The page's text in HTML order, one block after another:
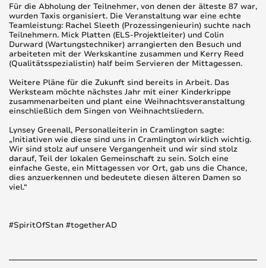
Für die Abholung der Teilnehmer, von denen der älteste 87 war,
wurden Taxis organisiert. Die Veranstaltung war eine echte
Teamleistung: Rachel Sleeth (Prozessingenieurin) suchte nach
Teilnehmern. Mick Platten (ELS-Projektleiter) und Colin
Durward (Wartungstechniker) arrangierten den Besuch und
arbeiteten mit der Werkskantine zusammen und Kerry Reed
(Qualitätsspezialistin) half beim Servieren der Mittagessen.
Weitere Pläne für die Zukunft sind bereits in Arbeit. Das
Werksteam möchte nächstes Jahr mit einer Kinderkrippe
zusammenarbeiten und plant eine Weihnachtsveranstaltung
einschließlich dem Singen von Weihnachtsliedern.
Lynsey Greenall, Personalleiterin in Cramlington sagte:
„Initiativen wie diese sind uns in Cramlington wirklich wichtig.
Wir sind stolz auf unsere Vergangenheit und wir sind stolz
darauf, Teil der lokalen Gemeinschaft zu sein. Solch eine
einfache Geste, ein Mittagessen vor Ort, gab uns die Chance,
dies anzuerkennen und bedeutete diesen älteren Damen so
viel.“
#SpiritOfStan #togetherAD